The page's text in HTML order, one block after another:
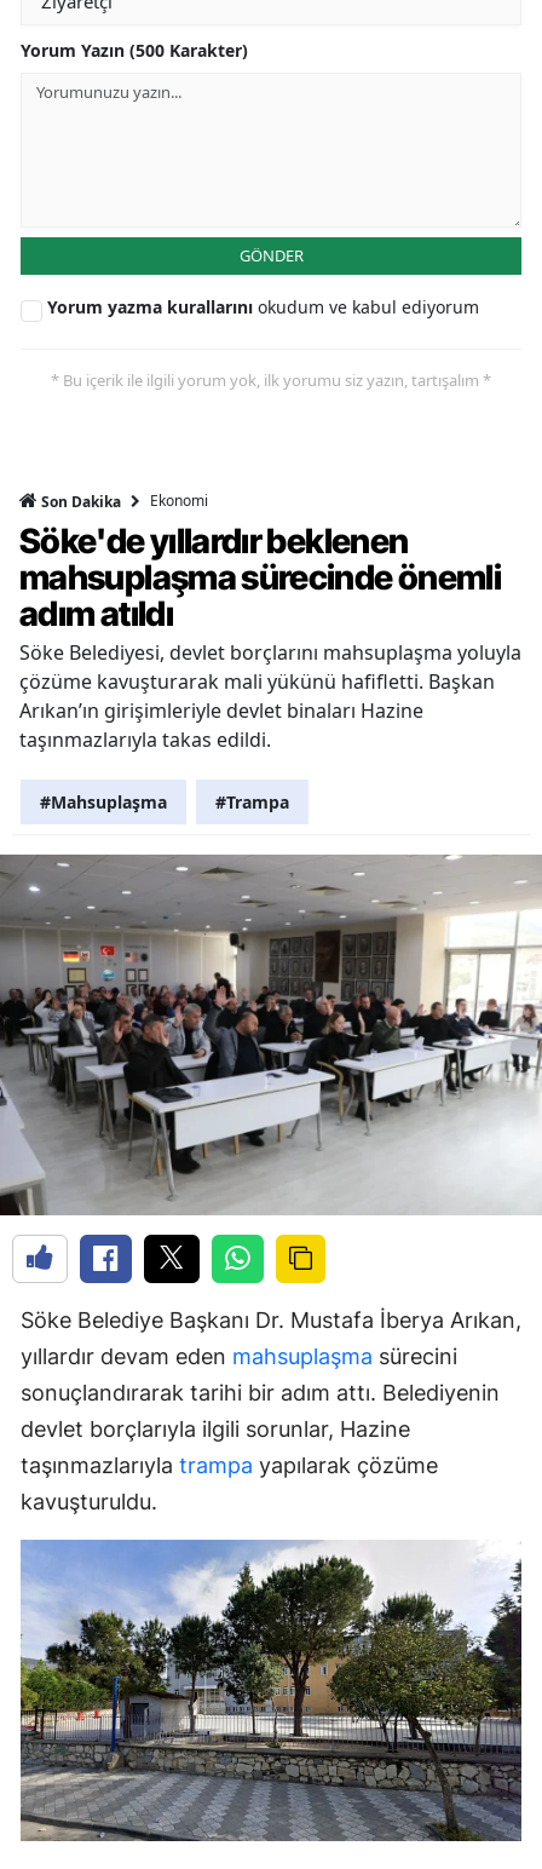
Yorum Yazın (500 Karakter)
GÖNDER
Yorum yazma kurallarını okudum ve kabul ediyorum
* Bu içerik ile ilgili yorum yok, ilk yorumu siz yazın, tartışalım *
Son Dakika Ekonomi
Söke'de yıllardır beklenen
mahsuplaşma sürecinde önemli
adım atıldı
Söke Belediyesi, devlet borçlarını mahsuplaşma yoluyla
çözüme kavuşturarak mali yükünü hafifletti. Başkan
Arıkan’ın girişimleriyle devlet binaları Hazine
taşınmazlarıyla takas edildi.
#Mahsuplaşma #Trampa
Söke Belediye Başkanı Dr. Mustafa İberya Arıkan,
yıllardır devam eden mahsuplaşma sürecini
sonuçlandırarak tarihi bir adım attı. Belediyenin
devlet borçlarıyla ilgili sorunlar, Hazine
taşınmazlarıyla trampa yapılarak çözüme
kavuşturuldu.